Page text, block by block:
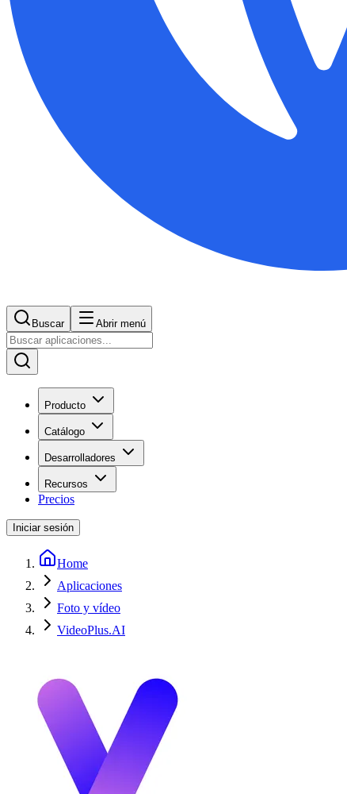
Buscar Abrir menú
Producto
Catálogo
Desarrolladores
Recursos
Precios
Iniciar sesión
Home
Aplicaciones
Foto y vídeo
VideoPlus.AI